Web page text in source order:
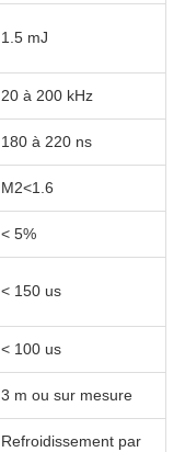
1.5 mJ
20 à 200 kHz
180 à 220 ns
M2<1.6
< 5%
< 150 us
< 100 us
3 m ou sur mesure
Refroidissement par